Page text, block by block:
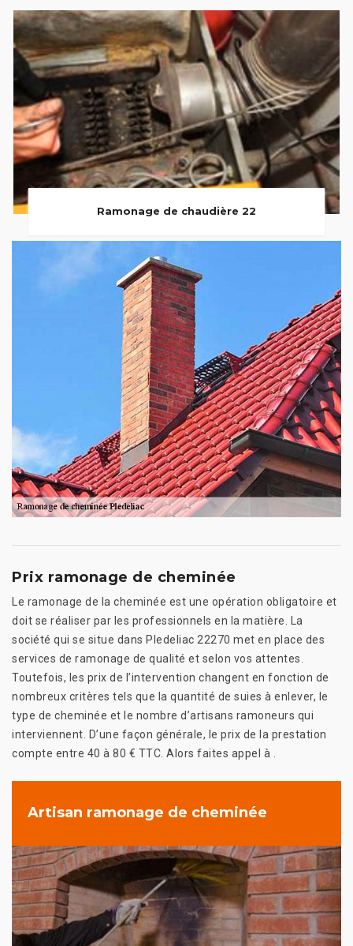
Ramonage de chaudière 22
Prix ramonage de cheminée
Le ramonage de la cheminée est une opération obligatoire et
doit se réaliser par les professionnels en la matière. La
société qui se situe dans Pledeliac 22270 met en place des
services de ramonage de qualité et selon vos attentes.
Toutefois, les prix de l’intervention changent en fonction de
nombreux critères tels que la quantité de suies à enlever, le
type de cheminée et le nombre d’artisans ramoneurs qui
interviennent. D’une façon générale, le prix de la prestation
compte entre 40 à 80 € TTC. Alors faites appel à .
Artisan ramonage de cheminée